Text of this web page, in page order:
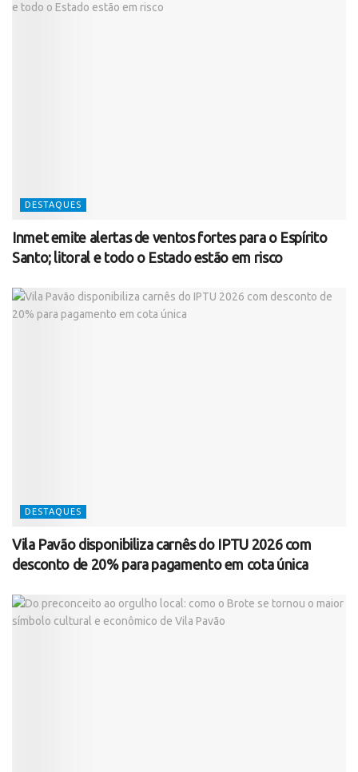
DESTAQUES
Inmet emite alertas de ventos fortes para o Espírito
Santo; litoral e todo o Estado estão em risco
DESTAQUES
Vila Pavão disponibiliza carnês do IPTU 2026 com
desconto de 20% para pagamento em cota única